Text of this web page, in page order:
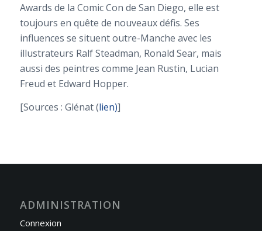
Awards de la Comic Con de San Diego, elle est
toujours en quête de nouveaux défis. Ses
influences se situent outre-Manche avec les
illustrateurs Ralf Steadman, Ronald Sear, mais
aussi des peintres comme Jean Rustin, Lucian
Freud et Edward Hopper.
[Sources : Glénat (lien)]
ADMINISTRATION
Connexion